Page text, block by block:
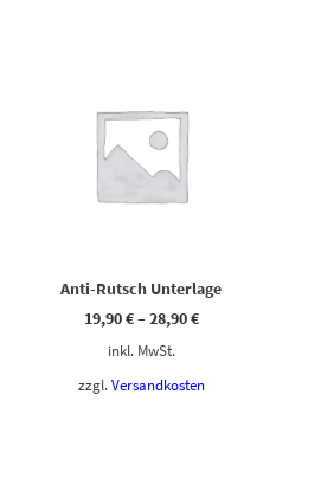
Anti-Rutsch Unterlage
19,90€–28,90€
inkl. MwSt.
zzgl. Versandkosten